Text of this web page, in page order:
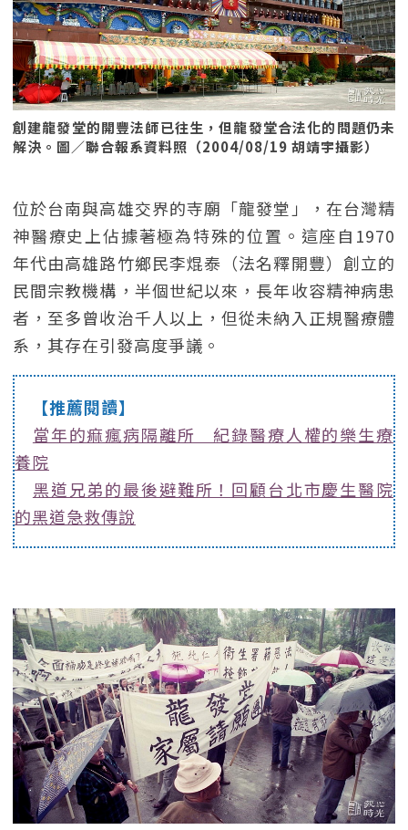
創建龍發堂的開豐法師已往生，但龍發堂合法化的問題仍未
解決。圖／聯合報系資料照（2004/08/19 胡靖宇攝影）
位於台南與高雄交界的寺廟「龍發堂」，在台灣精
神醫療史上佔據著極為特殊的位置。這座自1970
年代由高雄路竹鄉民李焜泰（法名釋開豐）創立的
民間宗教機構，半個世紀以來，長年收容精神病患
者，至多曾收治千人以上，但從未納入正規醫療體
系，其存在引發高度爭議。
【推薦閱讀】
當年的痲瘋病隔離所 紀錄醫療人權的樂生療
養院
黑道兄弟的最後避難所！回顧台北市慶生醫院
的黑道急救傳說